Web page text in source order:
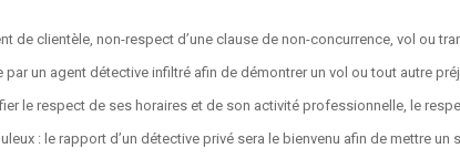
de clientèle, non-respect d’une clause de non-concurrence, vol ou
par un agent détective infiltré afin de démontrer un vol ou tout autre
le respect de ses horaires et de son activité professionnelle, le
: le rapport d’un détective privé sera le bienvenu afin de mettre